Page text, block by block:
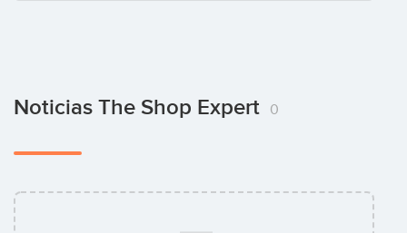
Noticias The Shop Expert 0